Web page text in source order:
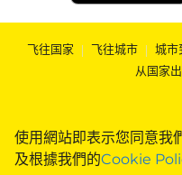
使用網站即表示您同意我
及根據我們的Cookie
飞往国家 | 飞往城市 | 城市
从国家